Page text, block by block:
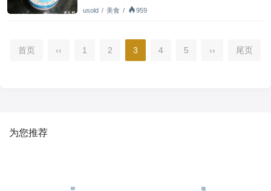
usold / 美食 / 959
首页 ‹‹ 1 2 3 4 5 ›› 尾页
为您推荐